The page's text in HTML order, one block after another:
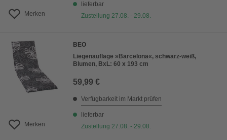
Merken
lieferbar
Zustellung 27.08. - 29.08.
Merken
BEO
Liegenauflage »Barcelona«, schwarz-weiß,
Blumen, BxL: 60 x 193 cm
59,99 €
Verfügbarkeit im Markt prüfen
lieferbar
Zustellung 27.08. - 29.08.